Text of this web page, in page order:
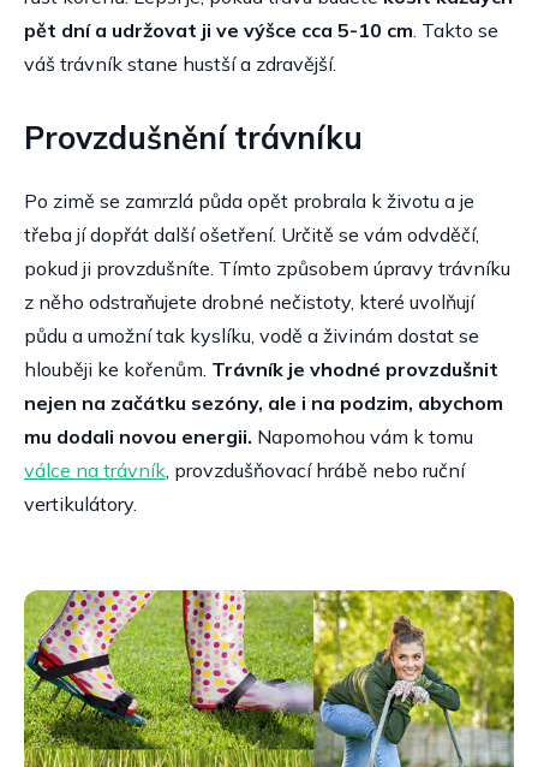
pět dní a udržovat ji ve výšce cca 5-10 cm. Takto se
váš trávník stane hustší a zdravější.
Provzdušnění trávníku
Po zimě se zamrzlá půda opět probrala k životu a je
třeba jí dopřát další ošetření. Určitě se vám odvděčí,
pokud ji provzdušníte. Tímto způsobem úpravy trávníku
z něho odstraňujete drobné nečistoty, které uvolňují
půdu a umožní tak kyslíku, vodě a živinám dostat se
hlouběji ke kořenům. Trávník je vhodné provzdušnit
nejen na začátku sezóny, ale i na podzim, abychom
mu dodali novou energii. Napomohou vám k tomu
válce na trávník, provzdušňovací hrábě nebo ruční
vertikulátory.